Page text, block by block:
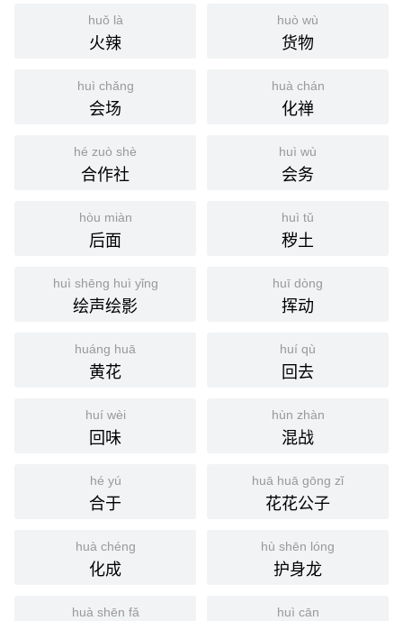
huǒ là
火辣
huò wù
货物
huì chǎng
会场
huà chán
化禅
hé zuò shè
合作社
huì wù
会务
hòu miàn
后面
huì tǔ
秽土
huì shēng huì yǐng
绘声绘影
huī dòng
挥动
huáng huā
黄花
huí qù
回去
huí wèi
回味
hùn zhàn
混战
hé yú
合于
huā huā gōng zǐ
花花公子
huà chéng
化成
hù shēn lóng
护身龙
huà shēn fǎ huì cān